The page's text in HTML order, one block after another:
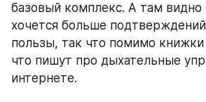
базовый комплекс. А там видно
хочется больше
пользы, так что помимо книжки
что пишут про дыхательные
интернете.